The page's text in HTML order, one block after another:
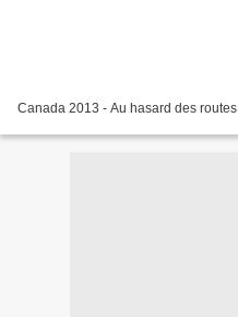
Canada 2013 - Au hasard des routes